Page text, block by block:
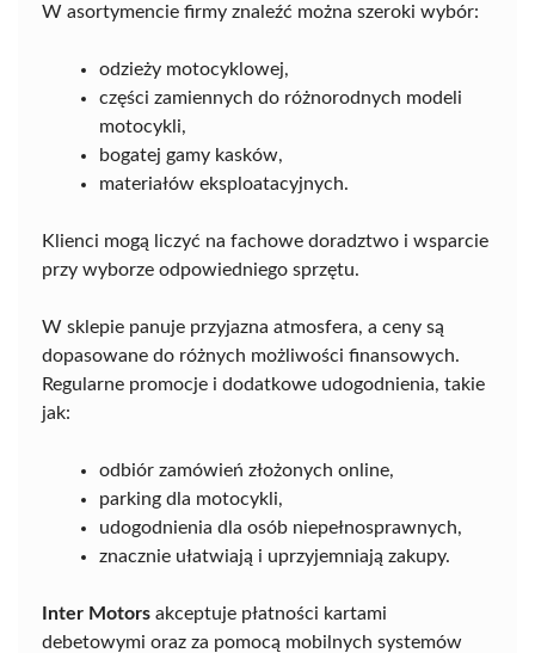
W asortymencie firmy znaleźć można szeroki wybór:
odzieży motocyklowej,
części zamiennych do różnorodnych modeli
motocykli,
bogatej gamy kasków,
materiałów eksploatacyjnych.
Klienci mogą liczyć na fachowe doradztwo i wsparcie
przy wyborze odpowiedniego sprzętu.
W sklepie panuje przyjazna atmosfera, a ceny są
dopasowane do różnych możliwości finansowych.
Regularne promocje i dodatkowe udogodnienia, takie
jak:
odbiór zamówień złożonych online,
parking dla motocykli,
udogodnienia dla osób niepełnosprawnych,
znacznie ułatwiają i uprzyjemniają zakupy.
Inter Motors akceptuje płatności kartami
debetowymi oraz za pomocą mobilnych systemów